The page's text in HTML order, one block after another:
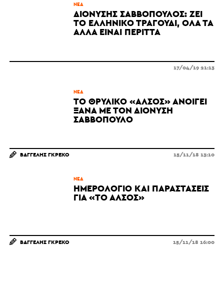
ΝΈΑ
ΔΙΟΝΎΣΗΣ ΣΑΒΒΌΠΟΥΛΟΣ: ΖΕΙ
ΤΟ ΕΛΛΗΝΙΚΌ ΤΡΑΓΟΎΔΙ, ΌΛΑ ΤΑ
ΆΛΛΑ ΕΊΝΑΙ ΠΕΡΙΤΤΆ
17/04/19 21:13
ΝΈΑ
ΤΟ ΘΡΥΛΙΚΌ «ΆΛΣΟΣ» ΑΝΟΊΓΕΙ
ΞΑΝΆ ΜΕ ΤΟΝ ΔΙΟΝΎΣΗ
ΣΑΒΒΌΠΟΥΛΟ
ΒΑΓΓΈΛΗΣ ΓΚΡΈΚΟ 15/11/18 13:10
ΝΈΑ
ΗΜΕΡΟΛΌΓΙΟ ΚΑΙ ΠΑΡΑΣΤΆΣΕΙΣ
ΓΙΑ «ΤΟ ΆΛΣΟΣ»
ΒΑΓΓΈΛΗΣ ΓΚΡΈΚΟ 15/11/18 16:00